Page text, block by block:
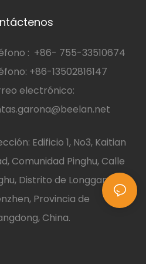
: +86- 755-33510674
+86-13502816147
electrónico:
Edificio 1, No3, Kaitian
Comunidad Pinghu, Calle
Distrito de Longgang,
Provincia de
China.